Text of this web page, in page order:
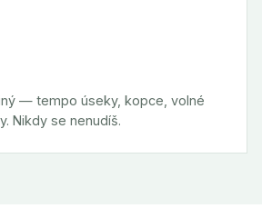
— tempo úseky, kopce, volné
Nikdy se nenudíš.